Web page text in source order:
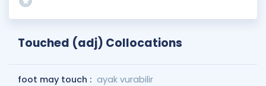
Touched (adj) Collocations
foot may touch : ayak vurabilir